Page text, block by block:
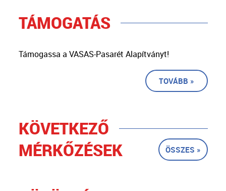
TÁMOGATÁS
Támogassa a VASAS-Pasarét Alapítványt!
TOVÁBB »
KÖVETKEZŐ
MÉRKŐZÉSEK
ÖSSZES »